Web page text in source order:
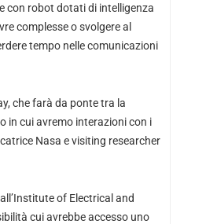
con robot dotati di intelligenza
complesse o svolgere al
tempo nelle comunicazioni
che farà da ponte tra la
in cui avremo interazioni con i
Nasa e visiting researcher
of Electrical and
cui avrebbe accesso uno